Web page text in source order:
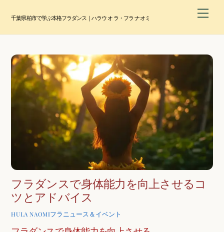
千葉県柏市で学ぶ本格フラダンス｜ハラウ オ ラ・フラ ナオミ
フラダンスで身体能力を向上させるコ
ツとアドバイス
HULA NAOMIフラニュース＆イベント